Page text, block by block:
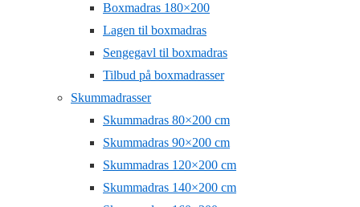
Boxmadras 180×200
Lagen til boxmadras
Sengegavl til boxmadras
Tilbud på boxmadrasser
Skummadrasser
Skummadras 80×200 cm
Skummadras 90×200 cm
Skummadras 120×200 cm
Skummadras 140×200 cm